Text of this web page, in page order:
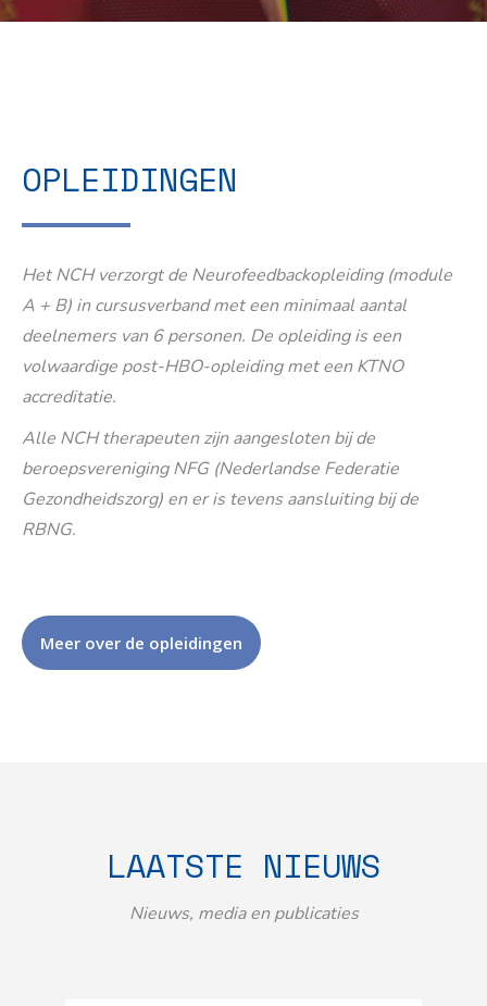
OPLEIDINGEN
Het NCH verzorgt de Neurofeedbackopleiding (module
A + B) in cursusverband met een minimaal aantal
deelnemers van 6 personen. De opleiding is een
volwaardige post-HBO-opleiding met een KTNO
accreditatie.
Alle NCH therapeuten zijn aangesloten bij de
beroepsvereniging NFG (Nederlandse Federatie
Gezondheidszorg) en er is tevens aansluiting bij de
RBNG.
Meer over de opleidingen
LAATSTE NIEUWS
Nieuws, media en publicaties